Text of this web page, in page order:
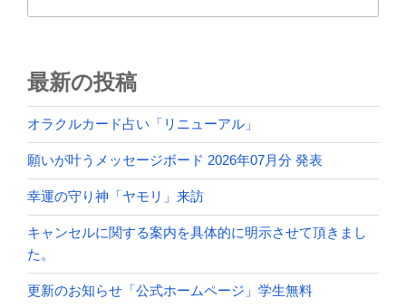
最新の投稿
オラクルカード占い「リニューアル」
願いが叶うメッセージボード 2026年07月分 発表
幸運の守り神「ヤモリ」来訪
キャンセルに関する案内を具体的に明示させて頂きまし
た。
更新のお知らせ「公式ホームページ」学生無料